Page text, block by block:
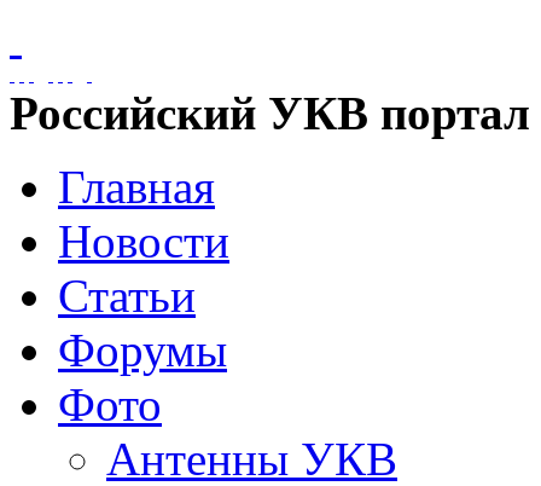
Российский УКВ портал
Главная
Новости
Статьи
Форумы
Фото
Антенны УКВ